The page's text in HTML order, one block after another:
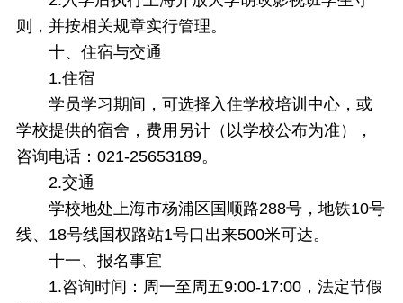
则，并按相关规章实行管理。
十、 住宿与交通
1.住宿
学员学习期间，可选择入住学校培训中心，或
学校提供的宿舍，费用另计（以学校公布为准），
咨询电话：021-25653189。
2.交通
学校地处上海市杨浦区国顺路288号，地铁10号
线、18号线国权路站1号口出来500米可达。
十一、 报名事宜
1.咨询时间：周一至周五9:00-17:00，法定节假